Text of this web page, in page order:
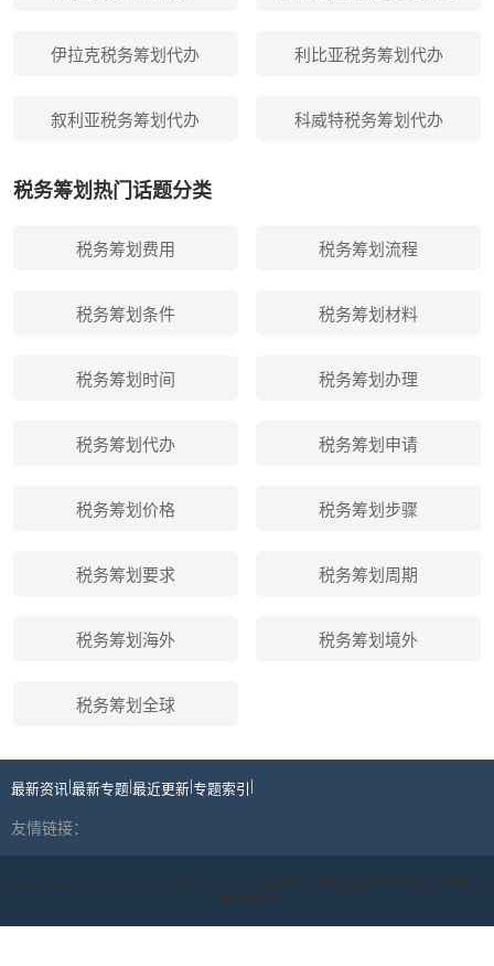
伊拉克税务筹划代办 利比亚税务筹划代办
叙利亚税务筹划代办 科威特税务筹划代办
税务筹划热门话题分类
税务筹划费用 税务筹划流程
税务筹划条件 税务筹划材料
税务筹划时间 税务筹划办理
税务筹划代办 税务筹划申请
税务筹划价格 税务筹划步骤
税务筹划要求 税务筹划周期
税务筹划海外 税务筹划境外
税务筹划全球
最新资讯 |最新专题|最近更新|专题索引 |
友情链接：